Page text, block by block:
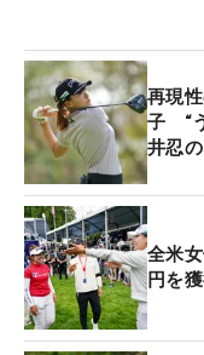
再現
子 “
井忍
全米
円を